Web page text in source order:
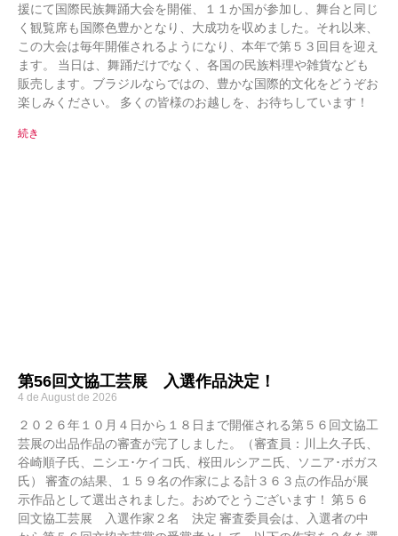
援にて国際民族舞踊大会を開催、１１か国が参加し、舞台と同じ
く観覧席も国際色豊かとなり、大成功を収めました。それ以来、
この大会は毎年開催されるようになり、本年で第５３回目を迎え
ます。 当日は、舞踊だけでなく、各国の民族料理や雑貨なども
販売します。ブラジルならではの、豊かな国際的文化をどうぞお
楽しみください。 多くの皆様のお越しを、お待ちしています！
続き
第56回文協工芸展 入選作品決定！
4 de August de 2026
２０２６年１０月４日から１８日まで開催される第５６回文協工
芸展の出品作品の審査が完了しました。（審査員：川上久子氏、
谷崎順子氏、ニシエ･ケイコ氏、桜田ルシアニ氏、ソニア･ボガス
氏） 審査の結果、１５９名の作家による計３６３点の作品が展
示作品として選出されました。おめでとうございます！ 第５６
回文協工芸展 入選作家２名 決定 審査委員会は、入選者の中